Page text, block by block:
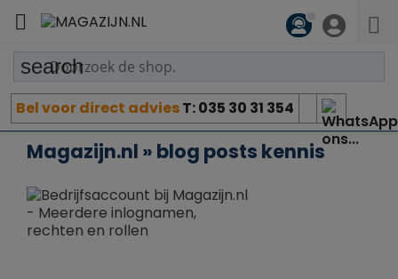

search
Bel voor direct adviesT: 035 30 31 354
Magazijn.nl » blog posts kennis